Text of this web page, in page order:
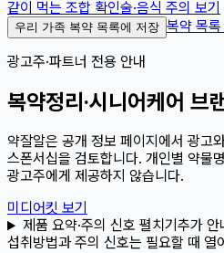
같이 먹는 조합 확인술·음식 주의 보기
우리 가족 복약 목록에 저장 복약 목록
광고주·파트너 전용 안내
복약정리·시니어케어 브
약잘알은 공개 정보 페이지에서 광고
스폰서십을 검토합니다. 개인별 약물
광고주에게 제공하지 않습니다.
미디어킷 보기
제품 요약·주의 신호 펼치기 추가 안
섭취방법과 주의 신호는 필요할 때 열